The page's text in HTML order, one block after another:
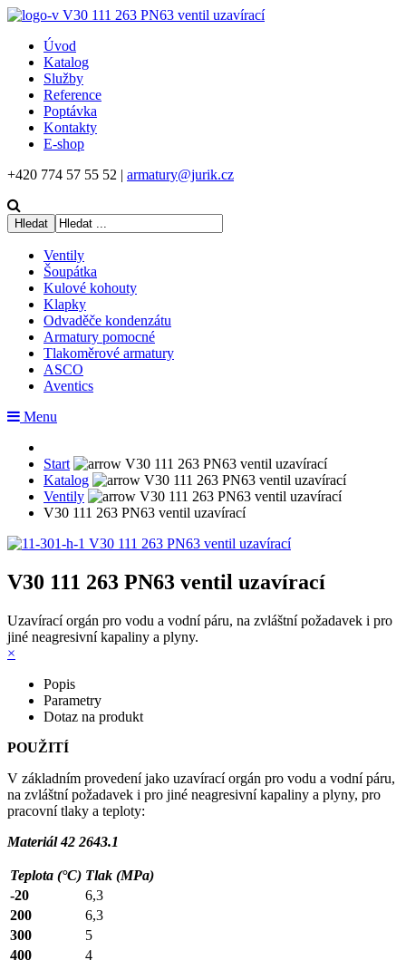
Úvod
Katalog
Služby
Reference
Poptávka
Kontakty
E-shop
+420 774 57 55 52 | armatury@jurik.cz
Ventily
Šoupátka
Kulové kohouty
Klapky
Odvaděče kondenzátu
Armatury pomocné
Tlakoměrové armatury
ASCO
Aventics
Menu
Start
Katalog
Ventily
V30 111 263 PN63 ventil uzavírací
V30 111 263 PN63 ventil uzavírací
Uzavírací orgán pro vodu a vodní páru, na zvláštní požadavek i pro
jiné neagresivní kapaliny a plyny.
×
Popis
Parametry
Dotaz na produkt
POUŽITÍ
V základním provedení jako uzavírací orgán pro vodu a vodní páru,
na zvláštní požadavek i pro jiné neagresivní kapaliny a plyny, pro
pracovní tlaky a teploty:
Materiál 42 2643.1
Teplota (°C) Tlak (MPa)
-20
6,3
200
6,3
300
5
400
4